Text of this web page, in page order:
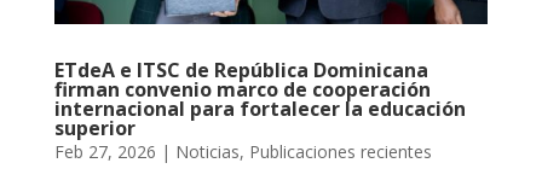
ETdeA e ITSC de República Dominicana
firman convenio marco de cooperación
internacional para fortalecer la educación
superior
Feb 27, 2026 | Noticias, Publicaciones recientes